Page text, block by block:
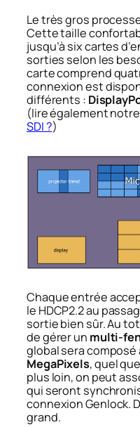
Le très gros
Cette taille
jusqu’à six cartes
sorties selon les
carte comprend
connexion est
différents :
(lire également
SDI ?)
Chaque entrée
le HDCP2.2 au
sortie bien sûr. Au
de gérer un multi-
global sera composé
MegaPixels, quel
plus loin, on peut
qui seront
connexion Genlock.
grand.